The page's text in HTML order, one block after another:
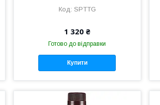
SPTTG
1 320 ₴
Готово до відправки
Купити